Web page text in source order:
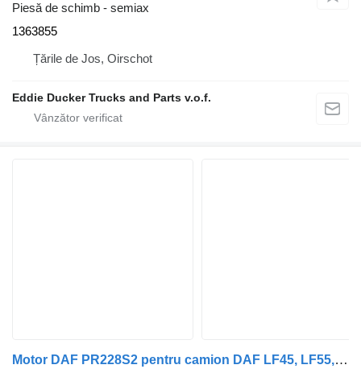
Piesă de schimb - semiax
1363855
Țările de Jos, Oirschot
Eddie Ducker Trucks and Parts v.o.f.
Motor DAF PR228S2 pentru camion DAF LF45, LF55, LF180, CF65, CF75, CF85 (2001-)